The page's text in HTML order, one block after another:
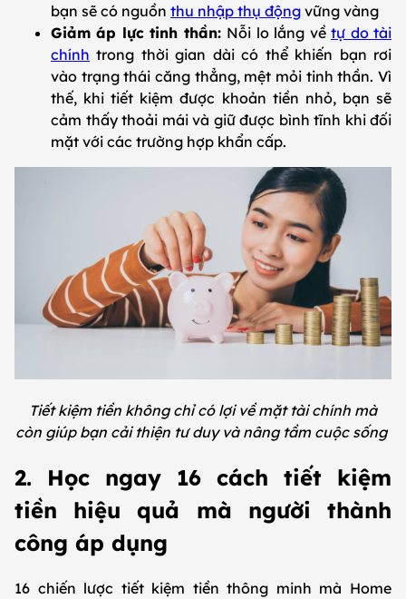
bạn sẽ có nguồn thu nhập thụ động vững vàng
Giảm áp lực tinh thần: Nỗi lo lắng vềtự do tài
chính trong thời gian dài có thể khiến bạn rơi
vào trạng thái căng thẳng, mệt mỏi tinh thần. Vì
thế, khi tiết kiệm được khoản tiền nhỏ, bạn sẽ
cảm thấy thoải mái và giữ được bình tĩnh khi đối
mặt với các trường hợp khẩn cấp.
Tiết kiệm tiền không chỉ có lợi về mặt tài chính mà
còn giúp bạn cải thiện tư duy và nâng tầm cuộc sống
2. Học ngay 16 cách tiết kiệm
tiền hiệu quả mà người thành
công áp dụng
16 chiến lược tiết kiệm tiền thông minh mà Home